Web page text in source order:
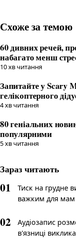
Схоже за темою
60 дивних речей,
набагато менш
10хв читання
Запитайте у Scary
гелікоптерного
4хв читання
80 геніальних
популярними
5хв читання
Зараз читають
01
Тиск на грудне
важким для мам
02
Аудіозапис
в'язниці